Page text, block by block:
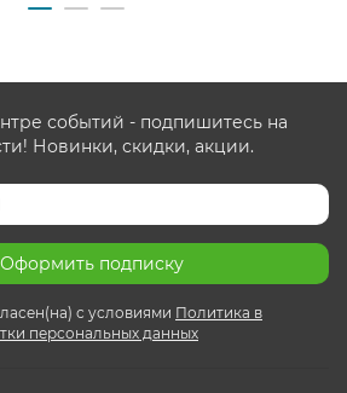
событий - подпишитесь на
Новинки, скидки, акции.
Оформить подписку
с условиями Политика в
персональных данных